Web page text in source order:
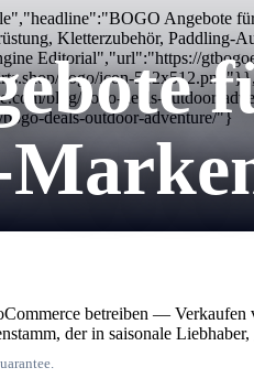
Angebote
Kletterzubehör, Paddling-
Editorial","url":"https://
bogo/icon-
blog/bogo-deals-outdoor-
deals-outdoor-adventure/"}
betreiben —
der in saisonale